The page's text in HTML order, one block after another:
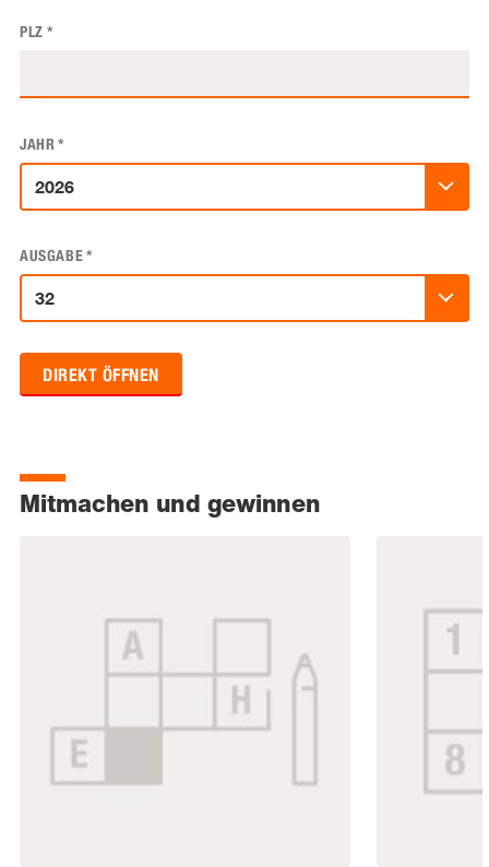
PLZ *
JAHR*
AUSGABE*
DIREKT ÖFFNEN
Mitmachen und gewinnen